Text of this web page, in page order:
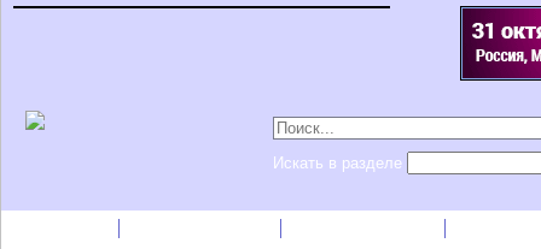
Искать в разделе